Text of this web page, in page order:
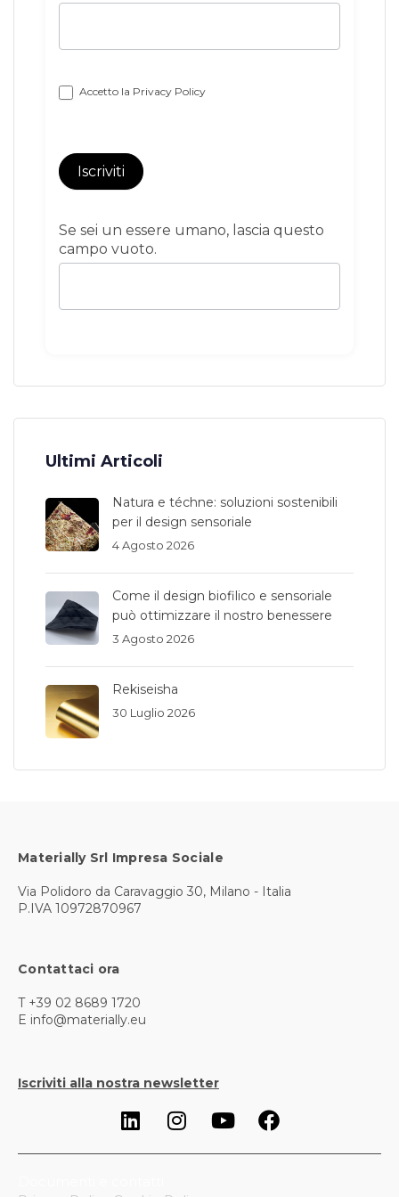
Accetto la Privacy Policy
Iscriviti
Se sei un essere umano, lascia questo
campo vuoto.
Ultimi Articoli
Natura e téchne: soluzioni sostenibili
per il design sensoriale
4 Agosto 2026
Come il design biofilico e sensoriale
può ottimizzare il nostro benessere
3 Agosto 2026
Rekiseisha
30 Luglio 2026
Materially Srl Impresa Sociale
Via Polidoro da Caravaggio 30, Milano - Italia
P.IVA 10972870967
Contattaci ora
T +39 02 8689 1720
E info@materially.eu
Iscriviti alla nostra newsletter